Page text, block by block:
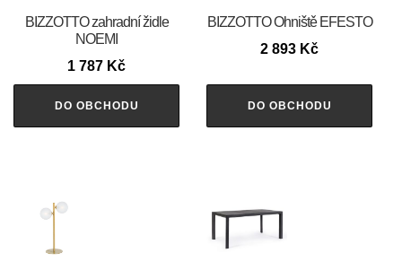
BIZZOTTO zahradní židle
NOEMI
1 787 Kč
DO OBCHODU
BIZZOTTO Ohniště EFESTO
2 893 Kč
DO OBCHODU